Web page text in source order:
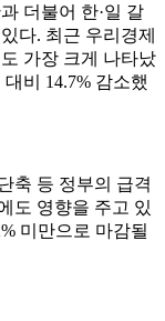
더불어 한·일 갈
다. 최근 우리경제
가장 크게 나타났
비 14.7% 감소했
축 등 정부의 급격
도 영향을 주고 있
미만으로 마감될